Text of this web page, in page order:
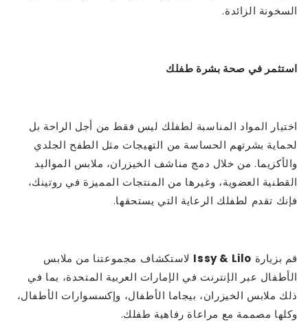
السخونة الزائدة.
استثمر في صحة بشرة طفلك
اختيار المواد المناسبة لطفلك ليس فقط من أجل الراحة بل
لحماية بشرتهم الحساسة من التهيجات مثل الطفح الجلدي
والأكزيما. من خلال دمج مناشف الخيزران، ملابس المواليد
القطنية العضوية، وغيرها من المنتجات المميزة في روتينك،
فإنك تقدم لطفلك الرعاية التي يستحقها.
قم بزيارة Issy & Liloلاستكشاف مجموعتنا من ملابس
الأطفال عبر الإنترنت في الإمارات العربية المتحدة، بما في
ذلك ملابس الخيزران، بيجاما الأطفال، وإكسسوارات الأطفال،
وكلها مصممة مع مراعاة رفاهية طفلك.